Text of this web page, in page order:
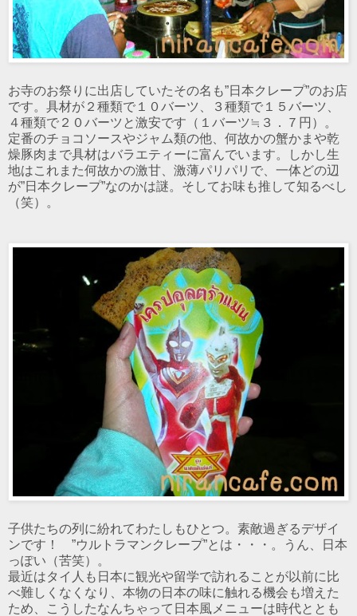
お寺のお祭りに出店していたその名も”日本クレープ”のお店
です。具材が２種類で１０バーツ、３種類で１５バーツ、
４種類で２０バーツと激安です（１バーツ≒３．７円）。
定番のチョコソースやジャム類の他、何故かの蟹かまや乾
燥豚肉まで具材はバラエティーに富んでいます。しかし生
地はこれまた何故かの激甘、激薄パリパリで、一体どの辺
が”日本クレープ”なのかは謎。そしてお味も推して知るべし
（笑）。
子供たちの列に紛れてわたしもひとつ。素敵過ぎるデザイ
ンです！ ”ウルトラマンクレープ”とは・・・。うん、日本
っぽい（苦笑）。
最近はタイ人も日本に観光や留学で訪れることが以前に比
べ難しくなくなり、本物の日本の味に触れる機会も増えた
ため、こうしたなんちゃって日本風メニューは時代ととも